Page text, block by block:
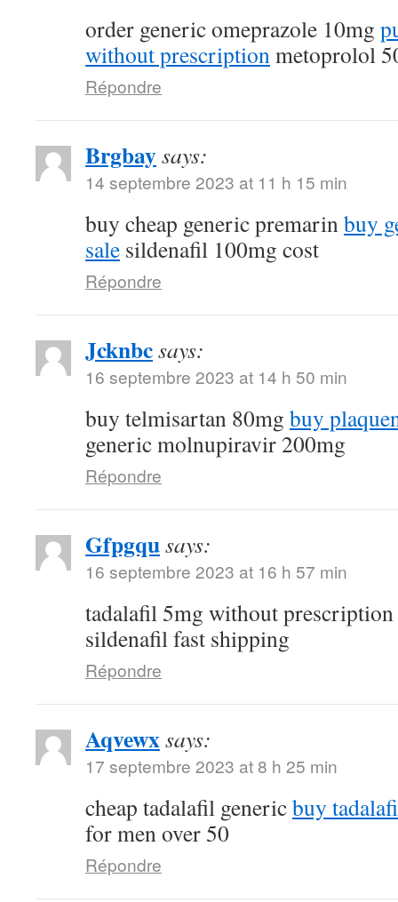
order generic omeprazole 10mg
without prescriptionmetoprolol
Répondre
Brgbaysays:
14 septembre 2023 at 11 h 15 min
buy cheap generic premarinbuy
sale sildenafil 100mg cost
Répondre
Jcknbcsays:
16 septembre 2023 at 14 h 50 min
buy telmisartan 80mg buy
generic molnupiravir 200mg
Répondre
Gfpgqusays:
16 septembre 2023 at 16 h 57 min
tadalafil 5mg without prescription
sildenafil fast shipping
Répondre
Aqvewxsays:
17 septembre 2023 at 8 h 25 min
cheap tadalafil genericbuy
for men over 50
Répondre